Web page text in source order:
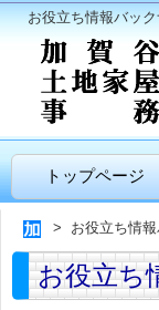
お役立ち情報バッ
トップページ
お役立ち情
お役立ち